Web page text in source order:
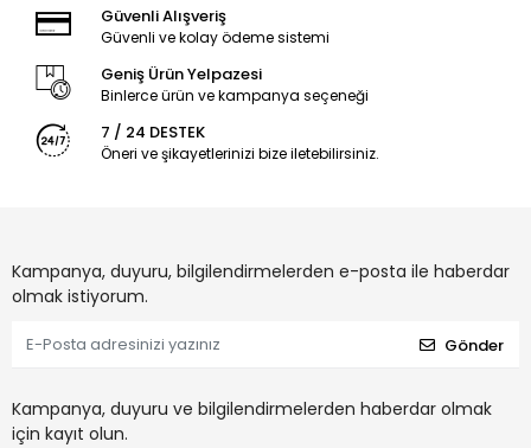
Güvenli Alışveriş
Güvenli ve kolay ödeme sistemi
Geniş Ürün Yelpazesi
Binlerce ürün ve kampanya seçeneği
7 / 24 DESTEK
Öneri ve şikayetlerinizi bize iletebilirsiniz.
Kampanya, duyuru, bilgilendirmelerden e-posta ile haberdar
olmak istiyorum.
Gönder
Kampanya, duyuru ve bilgilendirmelerden haberdar olmak
için kayıt olun.